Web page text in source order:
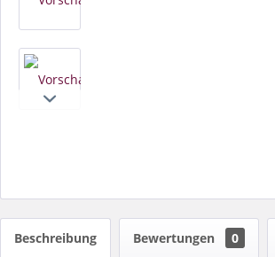
Beschreibung Bewertungen 0